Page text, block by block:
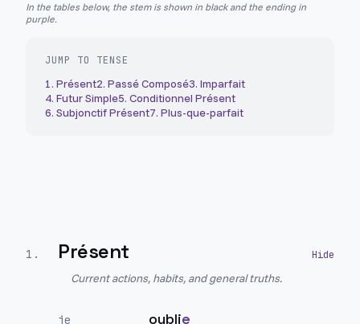
In the tables below, the stem is shown in black and the ending in
purple.
JUMP TO TENSE
1. Présent2. Passé Composé3. Imparfait
4. Futur Simple5. Conditionnel Présent
6. Subjonctif Présent7. Plus-que-parfait
1 . Présent
Current actions, habits, and general truths.
je oublie